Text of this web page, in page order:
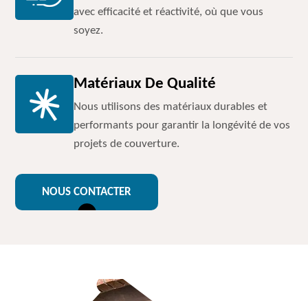
avec efficacité et réactivité, où que vous
soyez.
Matériaux De Qualité
Nous utilisons des matériaux durables et
performants pour garantir la longévité de vos
projets de couverture.
NOUS CONTACTER